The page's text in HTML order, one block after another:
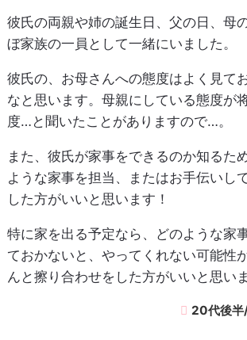
彼氏の両親や姉の誕生日、父の日、母
ぼ家族の一員として一緒にいました。
彼氏の、お母さんへの態度はよく見て
なと思います。母親にしている態度が
度…と聞いたことがありますので…。
また、彼氏が家事をできるのか知るた
ような家事を担当、またはお手伝いし
した方がいいと思います！
特に家を出る予定なら、どのような家
ておかないと、やってくれない可能性
んと擦り合わせをした方がいいと思い
20代後半